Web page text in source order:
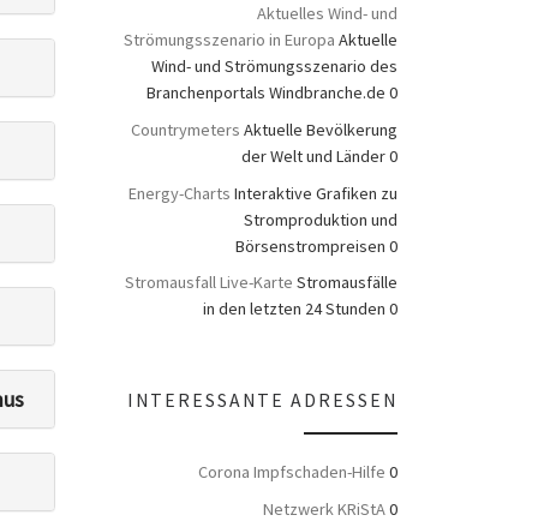
Aktuelles Wind- und
Strömungsszenario in Europa Aktuelle
Wind- und Strömungsszenario des
Branchenportals Windbranche.de 0
Countrymeters Aktuelle Bevölkerung
der Welt und Länder 0
Energy-Charts Interaktive Grafiken zu
Stromproduktion und
Börsenstrompreisen 0
Stromausfall Live-Karte Stromausfälle
in den letzten 24 Stunden 0
INTERESSANTE ADRESSEN
Corona Impfschaden-Hilfe 0
Netzwerk KRiStA0